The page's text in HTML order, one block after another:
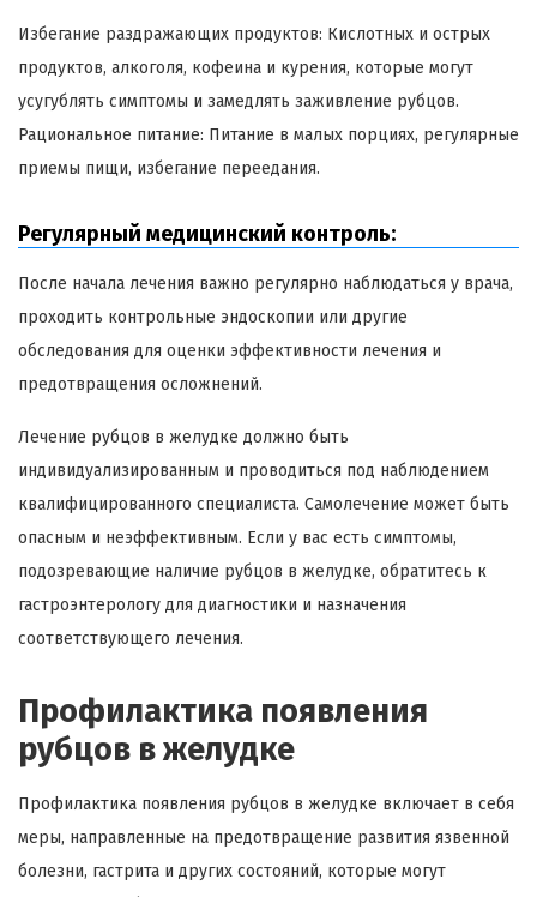
Избегание раздражающих продуктов: Кислотных и острых
продуктов, алкоголя, кофеина и курения, которые могут
усугублять симптомы и замедлять заживление рубцов.
Рациональное питание: Питание в малых порциях, регулярные
приемы пищи, избегание переедания.
Регулярный медицинский контроль:
После начала лечения важно регулярно наблюдаться у врача,
проходить контрольные эндоскопии или другие
обследования для оценки эффективности лечения и
предотвращения осложнений.
Лечение рубцов в желудке должно быть
индивидуализированным и проводиться под наблюдением
квалифицированного специалиста. Самолечение может быть
опасным и неэффективным. Если у вас есть симптомы,
подозревающие наличие рубцов в желудке, обратитесь к
гастроэнтерологу для диагностики и назначения
соответствующего лечения.
Профилактика появления
рубцов в желудке
Профилактика появления рубцов в желудке включает в себя
меры, направленные на предотвращение развития язвенной
болезни, гастрита и других состояний, которые могут